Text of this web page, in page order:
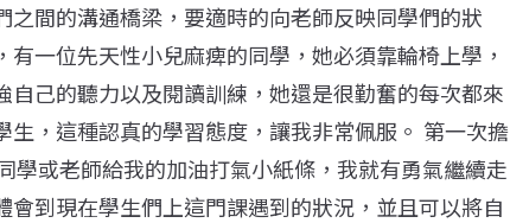
間的溝通橋梁，要適時的向老師反映同學們的狀
一位先天性小兒麻痺的同學，她必須靠輪椅上學，
己的聽力以及閱讀訓練，她還是很勤奮的每次都來
，這種認真的學習態度，讓我非常佩服。 第一次擔
學或老師給我的加油打氣小紙條，我就有勇氣繼續走
到現在學生們上這門課遇到的狀況，並且可以將自